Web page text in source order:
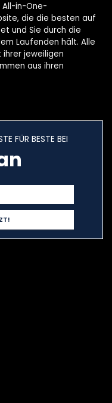
in-One-
die die besten auf
und Sie durch die
Laufenden hält. Alle
jeweiligen
aus ihren
FÜR BESTE BEI